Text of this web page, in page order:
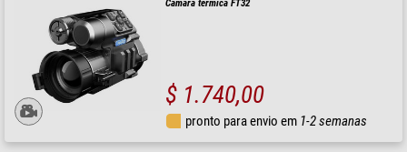
Câmara térmica FT32
$ 1.740,00
pronto para envio em 1-2 semanas